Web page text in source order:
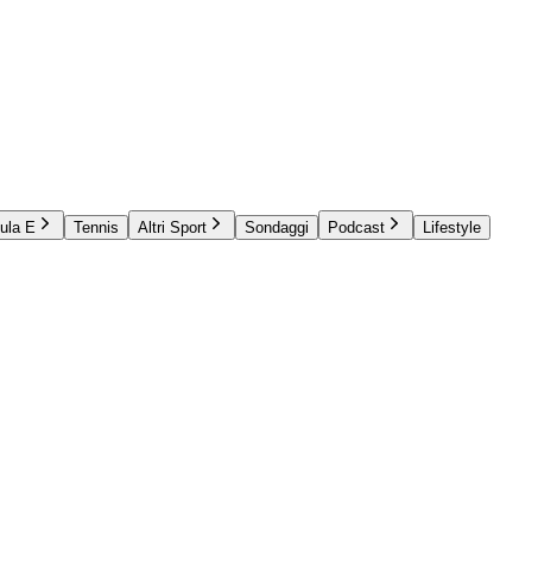
E Tennis Altri Sport Sondaggi Podcast
Lifestyle